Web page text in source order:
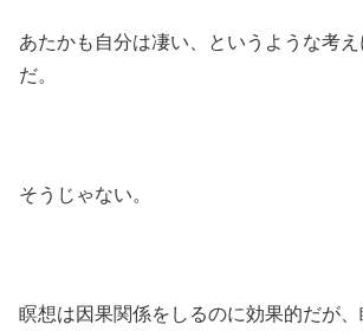
あたかも自分は凄い、というような考
だ。
そうじゃない。
瞑想は因果関係をしるのに効果的だが